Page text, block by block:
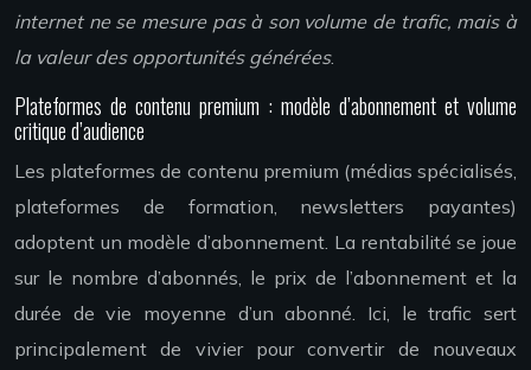
internet ne se mesure pas à son volume de trafic, mais à
la valeur des opportunités générées.
Plateformes de contenu premium : modèle d’abonnement et volume
critique d’audience
Les plateformes de contenu premium (médias spécialisés,
plateformes de formation, newsletters payantes)
adoptent un modèle d’abonnement. La rentabilité se joue
sur le nombre d’abonnés, le prix de l’abonnement et la
durée de vie moyenne d’un abonné. Ici, le trafic sert
principalement de vivier pour convertir de nouveaux